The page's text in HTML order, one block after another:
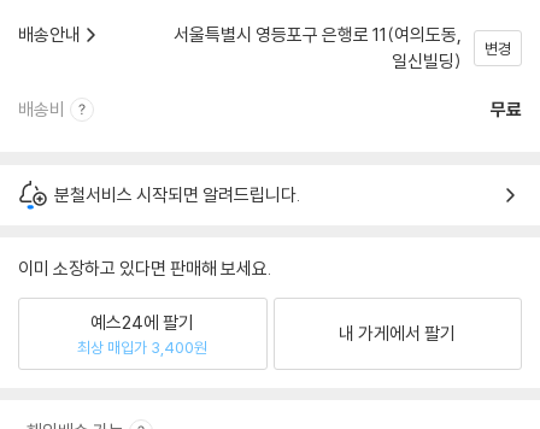
배송안내
서울특별시 영등포구 은행로 11(여의도동,
일신빌딩)
변경
배송비 무료
분철서비스 시작되면 알려드립니다.
이미 소장하고 있다면 판매해 보세요.
예스24에 팔기
최상 매입가 3,400원
내 가게에서 팔기